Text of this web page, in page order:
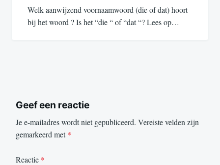
Welk aanwijzend voornaamwoord (die of dat) hoort
bij het woord ? Is het “die “ of “dat “? Lees op…
Geef een reactie
Je e-mailadres wordt niet gepubliceerd. Vereiste velden zijn
gemarkeerd met*
Reactie *